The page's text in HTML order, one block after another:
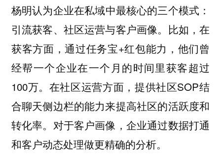
杨明认为企业在私域中最核心的三个模式：
引流获客、社区运营与客户画像。 比如，在
获客方面，通过任务宝+红包能力，他们曾
经帮一个企业在一个月的时间里获客超过
100万。在社区运营方面，提供社区SOP结
合聊天侧边栏的能力来提高社区的活跃度和
转化率。对于客户画像，企业通过数据打通
和客户动态处理做更精确的分析。